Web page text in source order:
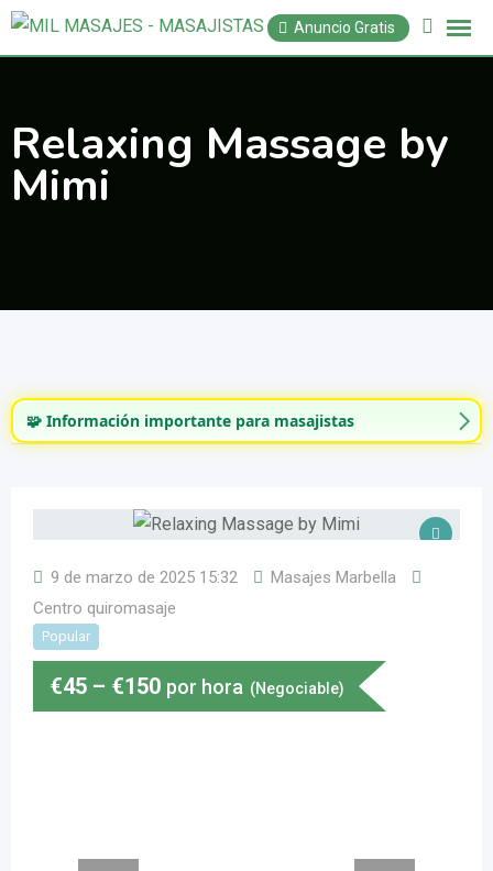
Saltar
Anuncio Gratis
Relaxing Massage by
Mimi
🧩 Información importante para masajistas
9 de marzo de 2025 15:32
Masajes Marbella
Centro quiromasaje
Popular
€45 – €150 por hora (Negociable)